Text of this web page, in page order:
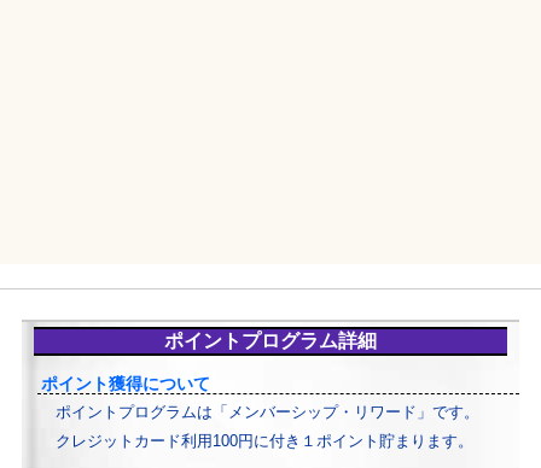
ポイントプログラム詳細
ポイント獲得について
ポイントプログラムは「メンバーシップ・リワード」です。
クレジットカード利用100円に付き１ポイント貯まります。